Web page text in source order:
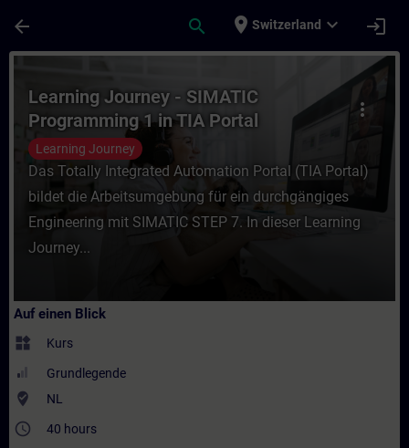
arrow_back search place Switzerland expand_more login
Kurs - Learning Journey - SIMATIC
more_vert
Learning Journey - SIMATIC
Programming 1 in TIA Portal
Learning Journey
Das Totally Integrated Automation Portal (TIA Portal)
bildet die Arbeitsumgebung für ein durchgängiges
Engineering mit SIMATIC STEP 7. In dieser Learning
Journey...
Auf einen Blick
widgets Kurs
Grundlegende
where_to_vote NL
access_time 40 hours